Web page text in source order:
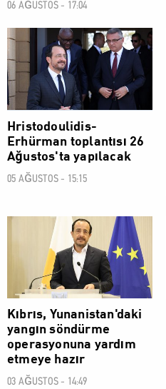
06 AĞUSTOS - 17:04
POLİTİK
Hristodoulidis-
Erhürman toplantısı 26
Ağustos'ta yapılacak
05 AĞUSTOS - 15:15
POLİTİK
Kıbrıs, Yunanistan'daki
yangın söndürme
operasyonuna yardım
etmeye hazır
03 AĞUSTOS - 14:49